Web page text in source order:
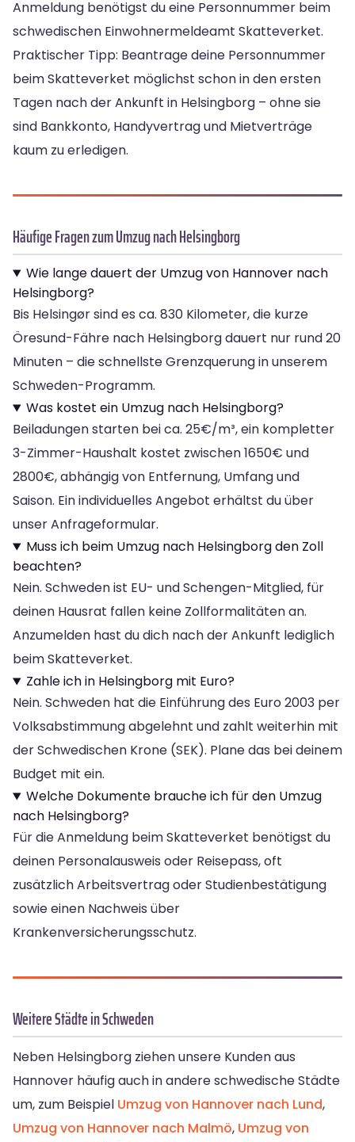
Anmeldung benötigst du eine Personnummer beim
schwedischen Einwohnermeldeamt Skatteverket.
Praktischer Tipp: Beantrage deine Personnummer
beim Skatteverket möglichst schon in den ersten
Tagen nach der Ankunft in Helsingborg – ohne sie
sind Bankkonto, Handyvertrag und Mietverträge
kaum zu erledigen.
Häufige Fragen zum Umzug nach Helsingborg
Wie lange dauert der Umzug von Hannover nach
Helsingborg?
Bis Helsingør sind es ca. 830 Kilometer, die kurze
Öresund-Fähre nach Helsingborg dauert nur rund 20
Minuten – die schnellste Grenzquerung in unserem
Schweden-Programm.
Was kostet ein Umzug nach Helsingborg?
Beiladungen starten bei ca. 25€/m³, ein kompletter
3-Zimmer-Haushalt kostet zwischen 1650€ und
2800€, abhängig von Entfernung, Umfang und
Saison. Ein individuelles Angebot erhältst du über
unser Anfrageformular.
Muss ich beim Umzug nach Helsingborg den Zoll
beachten?
Nein. Schweden ist EU- und Schengen-Mitglied, für
deinen Hausrat fallen keine Zollformalitäten an.
Anzumelden hast du dich nach der Ankunft lediglich
beim Skatteverket.
Zahle ich in Helsingborg mit Euro?
Nein. Schweden hat die Einführung des Euro 2003 per
Volksabstimmung abgelehnt und zahlt weiterhin mit
der Schwedischen Krone (SEK). Plane das bei deinem
Budget mit ein.
Welche Dokumente brauche ich für den Umzug
nach Helsingborg?
Für die Anmeldung beim Skatteverket benötigst du
deinen Personalausweis oder Reisepass, oft
zusätzlich Arbeitsvertrag oder Studienbestätigung
sowie einen Nachweis über
Krankenversicherungsschutz.
Weitere Städte in Schweden
Neben Helsingborg ziehen unsere Kunden aus
Hannover häufig auch in andere schwedische Städte
um, zum Beispiel Umzug von Hannover nach Lund,
Umzug von Hannover nach Malmö, Umzug von